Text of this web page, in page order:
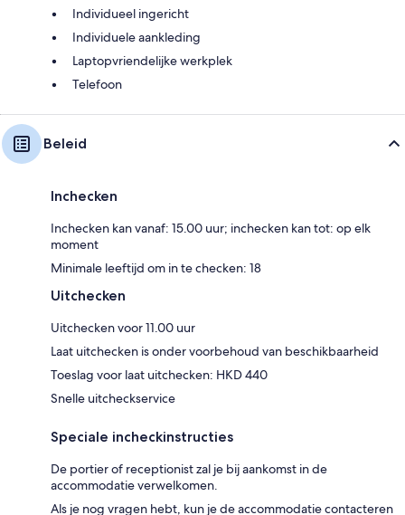
Individueel ingericht
Individuele aankleding
Laptopvriendelijke werkplek
Telefoon
Beleid
Inchecken
Inchecken kan vanaf: 15.00 uur; inchecken kan tot: op elk
moment
Minimale leeftijd om in te checken: 18
Uitchecken
Uitchecken voor 11.00 uur
Laat uitchecken is onder voorbehoud van beschikbaarheid
Toeslag voor laat uitchecken: HKD 440
Snelle uitcheckservice
Speciale incheckinstructies
De portier of receptionist zal je bij aankomst in de
accommodatie verwelkomen.
Als je nog vragen hebt, kun je de accommodatie contacteren